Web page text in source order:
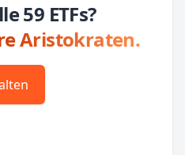
59 ETFs?
Aristokraten.